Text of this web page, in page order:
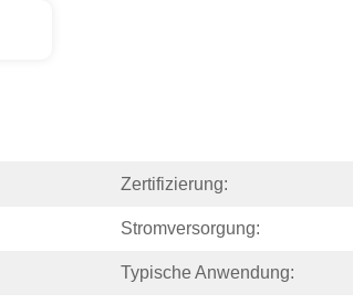
Zertifizierung:
Stromversorgung:
Typische Anwendung: